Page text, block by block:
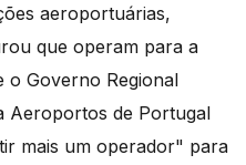
aeroportuárias,
que operam para a
o Governo Regional
Aeroportos de Portugal
mais um operador" para